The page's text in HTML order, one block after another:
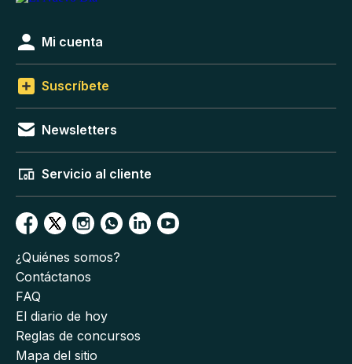
Mi cuenta
Suscríbete
Newsletters
Servicio al cliente
¿Quiénes somos?
Contáctanos
FAQ
El diario de hoy
Reglas de concursos
Mapa del sitio